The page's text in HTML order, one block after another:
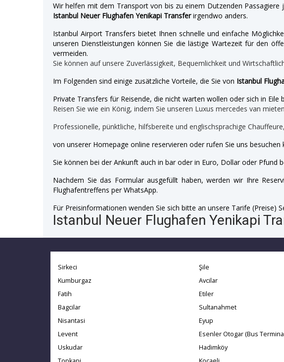
Wir helfen mit dem Transport von bis zu einem Dutzenden
Istanbul Neuer Flughafen Yenikapi Transferirgendwo anders.
Istanbul Airport Transfers bietet Ihnen schnelle und einfache
unseren Dienstleistungen können Sie die lästige Wartezeit für den
vermeiden.
Sie können auf unsere Zuverlässigkeit, Bequemlichkeit und
Im Folgenden sind einige zusätzliche Vorteile, die Sie von Istanbul
Private Transfers für Reisende, die nicht warten wollen oder sich in Eile
Reisen Sie wie ein König, indem Sie unseren Luxus mercedes van
Professionelle, pünktliche, hilfsbereite und englischsprachige
von unserer Homepage online reservieren oder rufen Sie uns
Sie können bei der Ankunft auch in bar oder in Euro, Dollar oder Pfund
Nachdem Sie das Formular ausgefüllt haben, werden wir Ihre
Flughafentreffens per WhatsApp.
Für Preisinformationen wenden Sie sich bitte an unsere Tarife (Preise)
Istanbul Neuer Flughafen Yenikapi
Sirkeci
Kumburgaz
Fatih
Bagcilar
Nisantasi
Levent
Uskudar
Şile
Avcilar
Etiler
Sultanahmet
Eyup
Esenler Otogar (Bus
Hadimköy